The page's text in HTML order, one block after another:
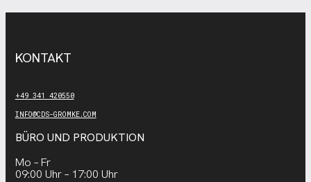
KONTAKT
+49 341 420550
INFO@CDS-GROMKE.COM
BÜRO UND PRODUKTION
Mo – Fr
09:00 Uhr – 17:00 Uhr